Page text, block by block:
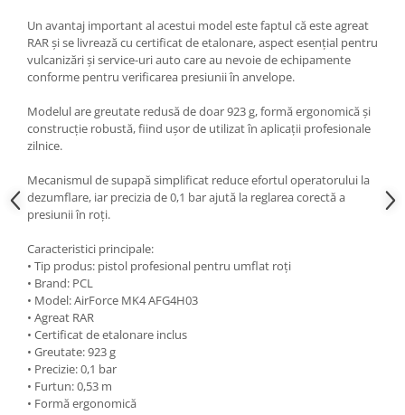
Un avantaj important al acestui model este faptul că este agreat
RAR și se livrează cu certificat de etalonare, aspect esențial pentru
vulcanizări și service-uri auto care au nevoie de echipamente
conforme pentru verificarea presiunii în anvelope.
Modelul are greutate redusă de doar 923 g, formă ergonomică și
construcție robustă, fiind ușor de utilizat în aplicații profesionale
zilnice.
Mecanismul de supapă simplificat reduce efortul operatorului la
dezumflare, iar precizia de 0,1 bar ajută la reglarea corectă a
presiunii în roți.
Caracteristici principale:
• Tip produs: pistol profesional pentru umflat roți
• Brand: PCL
• Model: AirForce MK4 AFG4H03
• Agreat RAR
• Certificat de etalonare inclus
• Greutate: 923 g
• Precizie: 0,1 bar
• Furtun: 0,53 m
• Formă ergonomică